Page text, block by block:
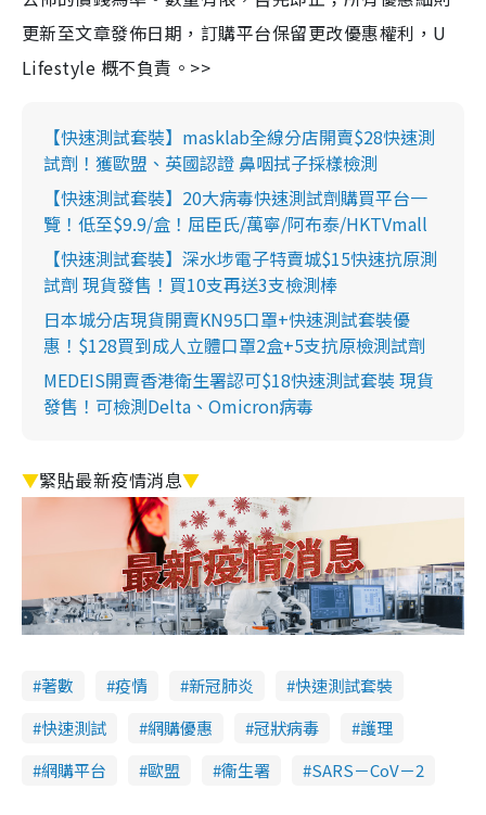
更新至文章發佈日期，訂購平台保留更改優惠權利，U
Lifestyle 概不負責。>>
【快速測試套裝】masklab全線分店開賣$28快速測
試劑！獲歐盟、英國認證 鼻咽拭子採樣檢測
【快速測試套裝】20大病毒快速測試劑購買平台一
覽！低至$9.9/盒！屈臣氏/萬寧/阿布泰/HKTVmall
【快速測試套裝】深水埗電子特賣城$15快速抗原測
試劑 現貨發售！買10支再送3支檢測棒
日本城分店現貨開賣KN95口罩+快速測試套裝優
惠！$128買到成人立體口罩2盒+5支抗原檢測試劑
MEDEIS開賣香港衛生署認可$18快速測試套裝 現貨
發售！可檢測Delta、Omicron病毒
▼緊貼最新疫情消息▼
著數 疫情 新冠肺炎
快速測試套裝
快速測試
網購優惠 冠狀病毒
護理
網購平台
歐盟 衞生署 SARS－CoV－2